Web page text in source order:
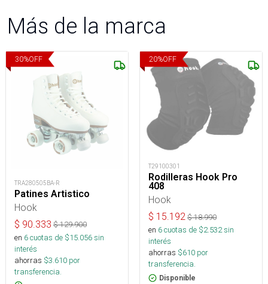
Más de la marca
30%OFF
TRA280505BA-R
Patines Artistico
Hook
$ 90.333 $129.900
en 6cuotas de $15.056sin
interés
ahorras $3.610 por
transferencia.
20%OFF
T29100301
Rodilleras Hook Pro
408
Hook
$ 15.192 $18.990
en 6cuotas de $2.532sin
interés
ahorras $610 por
transferencia.
Disponible